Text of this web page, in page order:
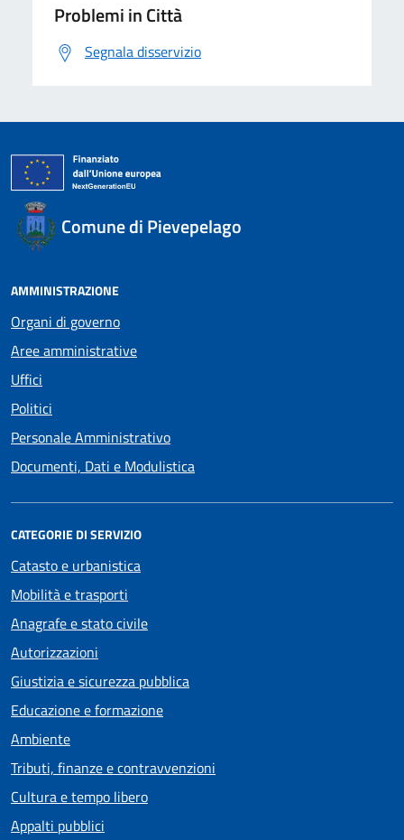
Problemi in Città
Segnala disservizio
Comune di Pievepelago
AMMINISTRAZIONE
Organi di governo
Aree amministrative
Uffici
Politici
Personale Amministrativo
Documenti, Dati e Modulistica
CATEGORIE DI SERVIZIO
Catasto e urbanistica
Mobilità e trasporti
Anagrafe e stato civile
Autorizzazioni
Giustizia e sicurezza pubblica
Educazione e formazione
Ambiente
Tributi, finanze e contravvenzioni
Cultura e tempo libero
Appalti pubblici